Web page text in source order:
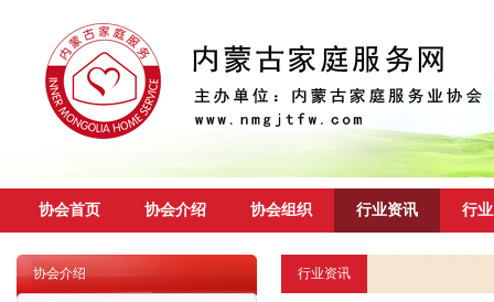
协会首页 协会介绍 协会组织 行业资讯 行
协会介绍 行业资讯